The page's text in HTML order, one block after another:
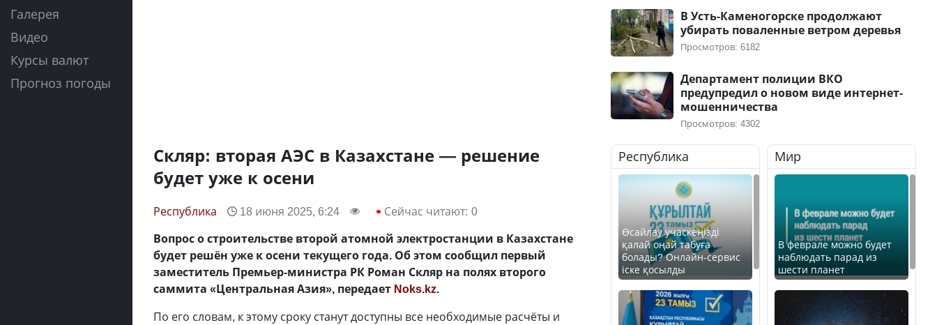
Галерея
Видео
Курсы валют
Прогноз погоды
Скляр: вторая АЭС в Казахстане — решение
будет уже к осени
Республика 18 июня 2025, 6:24 Сейчас читают: 0
Вопрос о строительстве второй атомной электростанции в Казахстане
будет решён уже к осени текущего года. Об этом сообщил первый
заместитель Премьер-министра РК Роман Скляр на полях второго
саммита «Центральная Азия», передает Noks.kz.
По его словам, к этому сроку станут доступны все необходимые расчёты и
В Усть-Каменогорске продолжают
убирать поваленные ветром деревья
Просмотров: 6182
Департамент полиции ВКО
предупредил о новом виде интернет-
мошенничества
Просмотров: 4302
Республика
Өсайлау учаскеңізді
қалай оңай табуға
болады? Онлайн-сервис
іске қосылды
Мир
В феврале можно будет
наблюдать парад из
шести планет